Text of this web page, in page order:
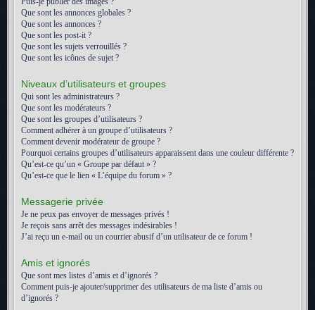
Que sont les annonces globales ?
Que sont les annonces ?
Que sont les post-it ?
Que sont les sujets verrouillés ?
Que sont les icônes de sujet ?
Niveaux d’utilisateurs et groupes
Qui sont les administrateurs ?
Que sont les modérateurs ?
Que sont les groupes d’utilisateurs ?
Comment adhérer à un groupe d’utilisateurs ?
Comment devenir modérateur de groupe ?
Pourquoi certains groupes d’utilisateurs apparaissent dans une couleur différente ?
Qu’est-ce qu’un « Groupe par défaut » ?
Qu’est-ce que le lien « L’équipe du forum » ?
Messagerie privée
Je ne peux pas envoyer de messages privés !
Je reçois sans arrêt des messages indésirables !
J’ai reçu un e-mail ou un courrier abusif d’un utilisateur de ce forum !
Amis et ignorés
Que sont mes listes d’amis et d’ignorés ?
Comment puis-je ajouter/supprimer des utilisateurs de ma liste d’amis ou
d’ignorés ?